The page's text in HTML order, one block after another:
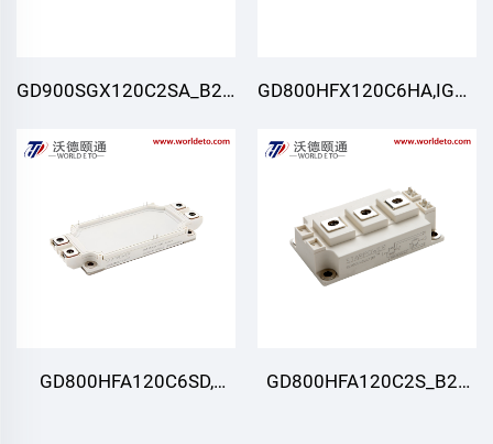
GD900SGX120C2SA_B20,IGBTGD800HFX120C6HA,IGBT
GD800HFA120C6SD,
GD800HFA120C2S_B20